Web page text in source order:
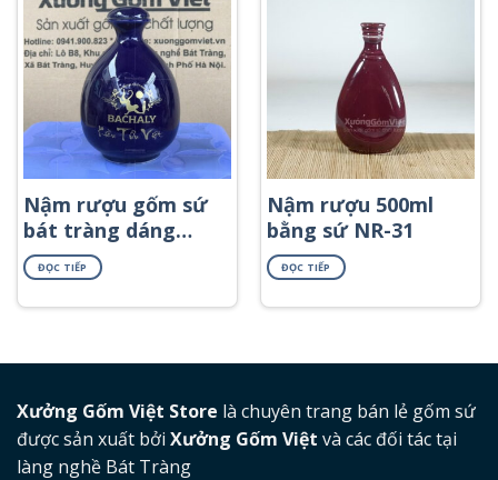
Nậm rượu gốm sứ
bát tràng dáng
mini màu xanh cơ
bản NR-46
ĐỌC TIẾP
Nậm rượu 500ml
bằng sứ NR-31
ĐỌC TIẾP
Xưởng Gốm Việt Store là chuyên trang bán lẻ gốm sứ
được sản xuất bởi Xưởng Gốm Việt và các đối tác tại
làng nghề Bát Tràng